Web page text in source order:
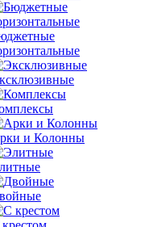
и Колонны